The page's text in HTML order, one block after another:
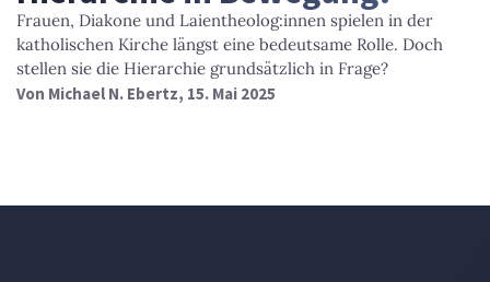
Frauen, Diakone und Laientheolog:innen spielen in der
katholischen Kirche längst eine bedeutsame Rolle. Doch
stellen sie die Hierarchie grundsätzlich in Frage?
Von Michael N. Ebertz, 15. Mai 2025